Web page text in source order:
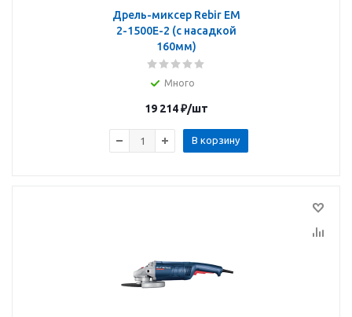
Дрель-миксер Rebir EM
2-1500E-2 (с насадкой
160мм)
Много
19 214₽/шт
В корзину